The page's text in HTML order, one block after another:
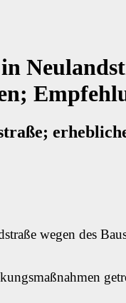
wegen des